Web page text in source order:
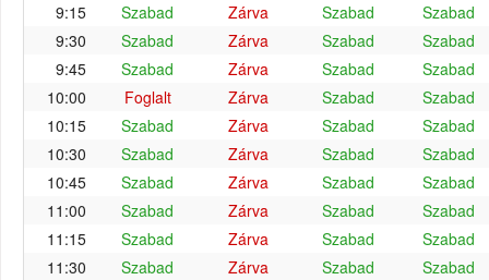
9:15
Szabad Zárva Szabad
Szabad
9:30
Szabad Zárva Szabad
Szabad
9:45
Szabad Zárva Szabad
Szabad
10:00
Foglalt Zárva Szabad
Szabad
10:15
Szabad Zárva Szabad
Szabad
10:30
Szabad Zárva Szabad
Szabad
10:45
Szabad Zárva Szabad
Szabad
11:00
Szabad Zárva Szabad
Szabad
11:15
Szabad Zárva Szabad
Szabad
11:30
Szabad Zárva Szabad
Szabad